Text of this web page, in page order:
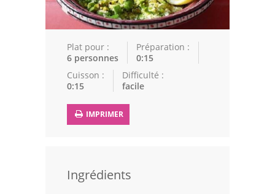
Cuisine Libanaise
Articles
Actualités
Leçons de cuisine
Chefs
Plat pour :
6 personnes
Préparation :
0:15
Cuisson :
0:15
Difficulté :
facile
IMPRIMER
Ingrédients